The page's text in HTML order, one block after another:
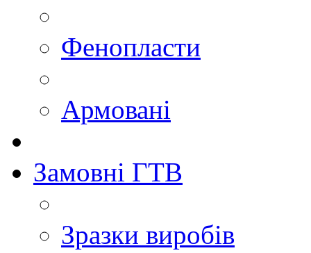
Фенопласти
Армовані
Замовні ГТВ
Зразки виробів